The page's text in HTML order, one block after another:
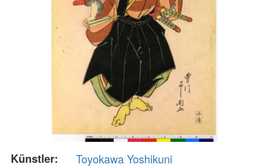
Künstler:
Toyokawa Yoshikuni